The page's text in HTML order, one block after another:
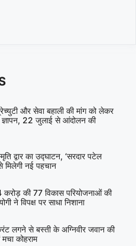
और सेवा बहाली की मांग को लेकर
ज्ञापन, 22 जुलाई से आंदोलन की
द्वार का उद्घाटन, ‘सरदार पटेल
मिलेगी नई पहचान
करोड़ की 77 विकास परियोजनाओं की
ने विपक्ष पर साधा निशाना
लगने से बस्ती के अग्निवीर जवान की
मचा कोहराम